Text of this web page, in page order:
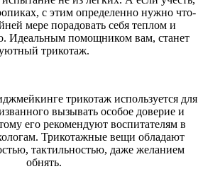
с этим определенно нужно что-
мере порадовать себя теплом и
Идеальным помощником вам, станет
трикотаж.
трикотаж используется для
вызывать особое доверие и
его рекомендуют воспитателям в
Трикотажные вещи обладают
тактильностью, даже желанием
обнять.